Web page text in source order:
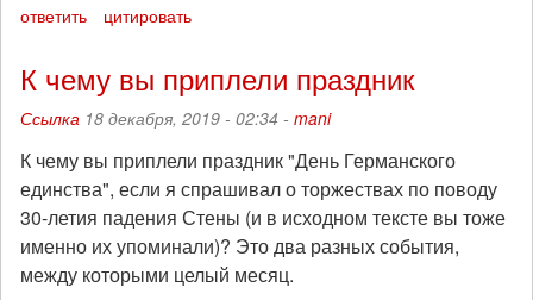
ответить цитировать
К чему вы приплели праздник
Ссылка 18 декабря, 2019 - 02:34 - mani
К чему вы приплели праздник "День Германского
единства", если я спрашивал о торжествах по поводу
30-летия падения Стены (и в исходном тексте вы тоже
именно их упоминали)? Это два разных события,
между которыми целый месяц.